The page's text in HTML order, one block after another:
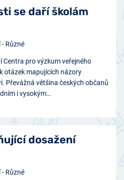
se daří školám
Centra pro výzkum veřejného
otázek mapujících názory
Převážná většina českých občanů
i vysokým…
Různé
dosažení
Různé